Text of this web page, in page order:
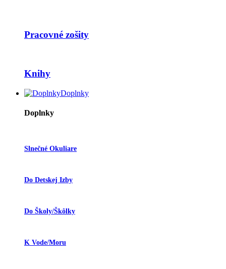
Pracovné zošity
Knihy
Doplnky
Doplnky
Slnečné Okuliare
Do Detskej Izby
Do Školy/škôlky
K Vode/moru